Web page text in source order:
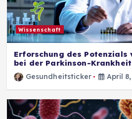
Wissenschaft
Erforschung des Potenzials
bei der Parkinson-Krankheit
Gesundheitsticker April